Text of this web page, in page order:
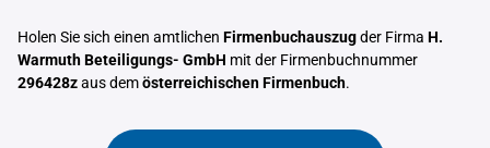
Holen Sie sich einen amtlichen Firmenbuchauszugder Firma H.
Warmuth Beteiligungs- GmbH mit der Firmenbuchnummer
296428zaus demösterreichischen Firmenbuch.